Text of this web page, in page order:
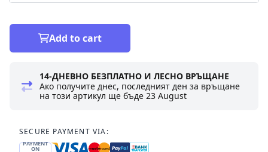
Add to cart
14-ДНЕВНО БЕЗПЛАТНО И ЛЕСНО ВРЪЩАНЕ
Ако получите днес, последният ден за връщане
на този артикул ще бъде23 August
SECURE PAYMENT VIA:
PAYMENT
ON